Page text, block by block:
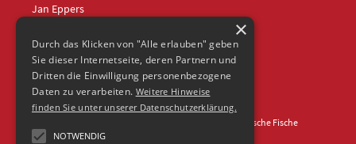
Jan Eppers
jep@frische-fische.com
© 2026 Agentur Frische Fische
×
Durch das Klicken von "Alle erlauben" geben
Sie dieser Internetseite, deren Partnern und
Dritten die Einwilligung personenbezogene
Daten zu verarbeiten. Weitere Hinweise
finden Sie unter unserer Datenschutzerklärung.
NOTWENDIG